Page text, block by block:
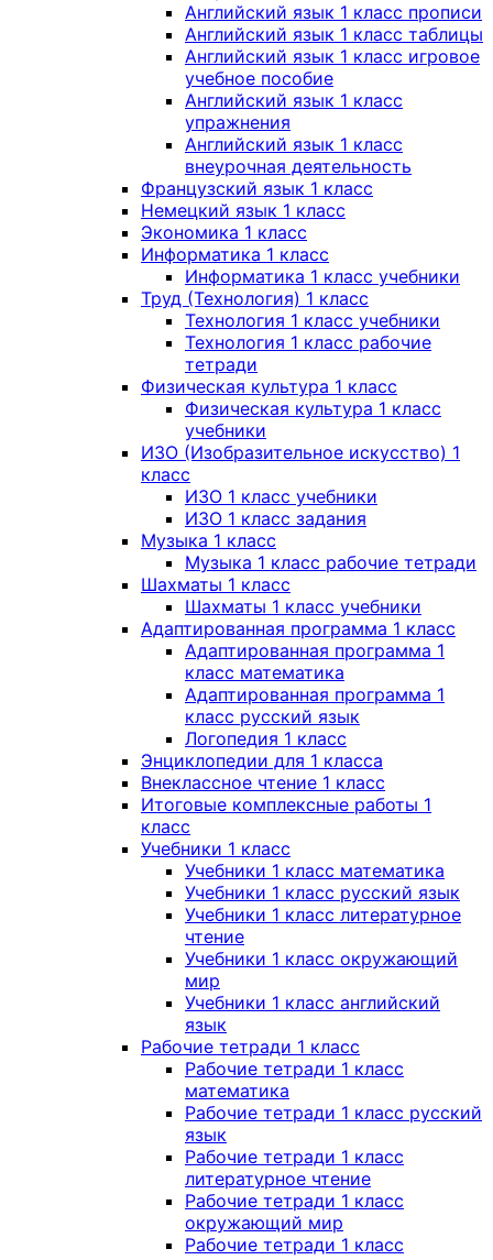
Английский язык 1 класс прописи
Английский язык 1 класс таблицы
Английский язык 1 класс игровое
учебное пособие
Английский язык 1 класс
упражнения
Английский язык 1 класс
внеурочная деятельность
Французский язык 1 класс
Немецкий язык 1 класс
Экономика 1 класс
Информатика 1 класс
Информатика 1 класс учебники
Труд (Технология) 1 класс
Технология 1 класс учебники
Технология 1 класс рабочие
тетради
Физическая культура 1 класс
Физическая культура 1 класс
учебники
ИЗО (Изобразительное искусство) 1
класс
ИЗО 1 класс учебники
ИЗО 1 класс задания
Музыка 1 класс
Музыка 1 класс рабочие тетради
Шахматы 1 класс
Шахматы 1 класс учебники
Адаптированная программа 1 класс
Адаптированная программа 1
класс математика
Адаптированная программа 1
класс русский язык
Логопедия 1 класс
Энциклопедии для 1 класса
Внеклассное чтение 1 класс
Итоговые комплексные работы 1
класс
Учебники 1 класс
Учебники 1 класс математика
Учебники 1 класс русский язык
Учебники 1 класс литературное
чтение
Учебники 1 класс окружающий
мир
Учебники 1 класс английский
язык
Рабочие тетради 1 класс
Рабочие тетради 1 класс
математика
Рабочие тетради 1 класс русский
язык
Рабочие тетради 1 класс
литературное чтение
Рабочие тетради 1 класс
окружающий мир
Рабочие тетради 1 класс